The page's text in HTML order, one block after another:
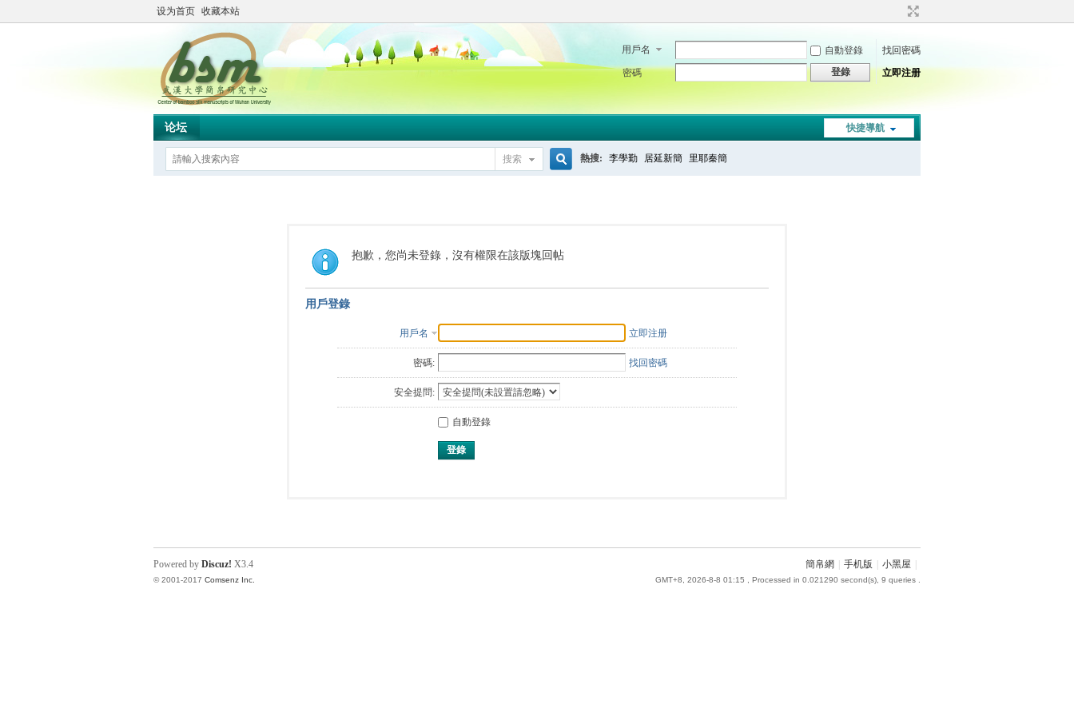
设为首页 收藏本站
用戶名 自動登錄
找回密碼
密碼
登錄 立即注册
快捷導航
论坛
搜索
索
熱搜: 李學勤 居延新簡 里耶秦簡
抱歉，您尚未登錄，沒有權限在該版塊回帖
用戶登錄
用戶名 立即注册
密碼: 找回密碼
安全提問:
自動登錄
登錄
簡帛網 手机版 小黑屋
GMT+8, 2026-8-8 01:15 , Processed in 0.021290 second(s), 9 queries .
Powered by Discuz! X3.4
© 2001-2017 Comsenz Inc.